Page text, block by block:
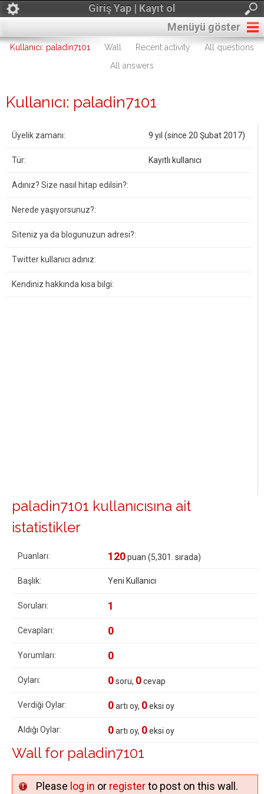
Giriş Yap | Kayıt ol
Menüyü göster
Kullanıcı: paladin7101 Wall Recent activity
All questions
All answers
Kullanıcı: paladin7101
Üyelik zamanı: 9 yıl (since 20 Şubat 2017)
Tür: Kayıtlı kullanıcı
Adınız? Size nasıl hitap edilsin?:
Nerede yaşıyorsunuz?:
Siteniz ya da blogunuzun adresi?:
Twitter kullanıcı adınız:
Kendiniz hakkında kısa bilgi:
paladin7101 kullanıcısına ait
istatistikler
Puanları: 120puan (5,301 . sırada)
Başlık: Yeni Kullanıcı
Soruları: 1
Cevapları: 0
Yorumları: 0
Oyları: 0soru, 0cevap
Verdiği Oylar: 0artı oy, 0eksi oy
Aldığı Oylar: 0artı oy, 0eksi oy
Wall for paladin7101
Please log in or registerto post on this wall.